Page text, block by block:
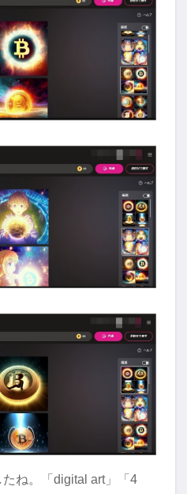
ね。「digital art」「4